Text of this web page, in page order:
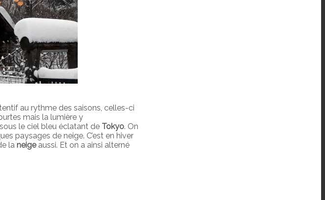
au rythme des saisons, celles-ci
mais la lumière y
le ciel bleu éclatant de Tokyo. On
paysages de neige. C’est en hiver
la neigeaussi. Et on a ainsi alterné